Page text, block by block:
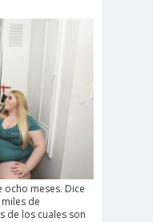
ocho meses. Dice
de
de los cuales son